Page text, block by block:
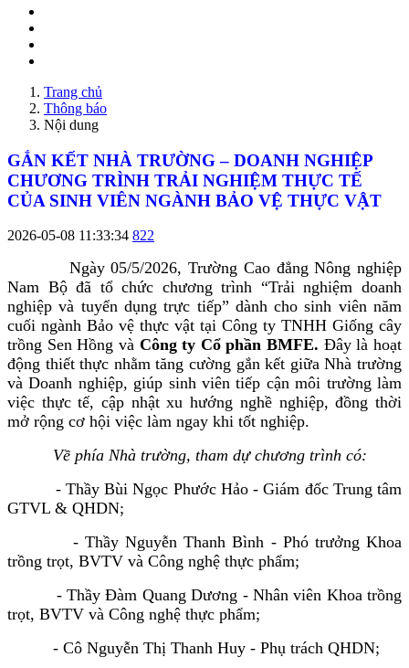
Trang chủ
Thông báo
Nội dung
GẮN KẾT NHÀ TRƯỜNG – DOANH NGHIỆP
CHƯƠNG TRÌNH TRẢI NGHIỆM THỰC TẾ
CỦA SINH VIÊN NGÀNH BẢO VỆ THỰC VẬT
2026-05-08 11:33:34 822
Ngày 05/5/2026, Trường Cao đẳng Nông nghiệp
Nam Bộ đã tổ chức chương trình “Trải nghiệm doanh
nghiệp và tuyển dụng trực tiếp” dành cho sinh viên năm
cuối ngành Bảo vệ thực vật tại Công ty TNHH Giống cây
trồng Sen Hồng và Công ty Cổ phần BMFE. Đây là hoạt
động thiết thực nhằm tăng cường gắn kết giữa Nhà trường
và Doanh nghiệp, giúp sinh viên tiếp cận môi trường làm
việc thực tế, cập nhật xu hướng nghề nghiệp, đồng thời
mở rộng cơ hội việc làm ngay khi tốt nghiệp.
Về phía Nhà trường, tham dự chương trình có:
- Thầy Bùi Ngọc Phước Hảo - Giám đốc Trung tâm
GTVL & QHDN;
- Thầy Nguyễn Thanh Bình - Phó trưởng Khoa
trồng trọt, BVTV và Công nghệ thực phẩm;
- ThầyĐàm Quang Dương - Nhân viên Khoa trồng
trọt, BVTV và Công nghệ thực phẩm;
- Cô Nguyễn Thị Thanh Huy - Phụ trách QHDN;